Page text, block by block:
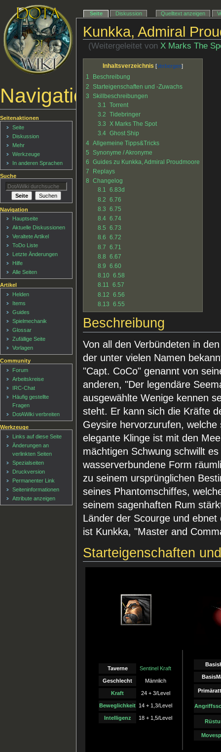
Kunkka, Admiral
(Weitergeleitet von X Marks The
Inhaltsverzeichnis
1
Beschreibung
2 Starteigenschaften und -Zuwachs
3 Skillbeschreibungen
3.1
Torrent
3.2 Tidebringer
3.3 X Marks The Spot
3.4 Ghost Ship
4 Allgemeine Tipps&Tricks
5 Synonyme / Akronyme
6 Guides zu Kunkka, Admiral Proudmoore
7
Replays
8 Changelog
8.1 6.83d
8.2 6.76
8.3 6.75
8.4 6.74
8.5 6.73
8.6 6.72
8.7 6.71
8.8 6.67
8.9 6.60
8.10 6.58
8.11 6.57
8.12 6.56
8.13 6.55
Beschreibung
Von all den Verbündeten in
der unter vielen Namen
"Capt. CoCo" genannt von
anderen, "Der legendäre
ausgewählte Wenige kennen
steht. Er kann sich die Kräfte
Geysire hervorzurufen,
elegante Klinge ist mit den
mächtigen Schwung schwillt
wasserverbundene Form
zu seinem ursprünglichen
seines Phantomschiffes,
seinem sagenhaften Rum
Länder der Scourge und
ist Kunkka, "Master and
Starteigenschaften
Taverne Sentinel Kraft
Geschlecht Männlich
Kraft 24 + 3/Level
Beweglichkeit 14 + 1,3/Level
Intelligenz 18 + 1,5/Level
Navigationsmenü
Seite Diskussion Quelltext anzeigen
Seitenaktionen
Seite
Diskussion
Mehr
Werkzeuge
In anderen Sprachen
Suche
Navigation
Hauptseite
Aktuelle Diskussionen
Veraltete Artikel
ToDo Liste
Letzte Änderungen
Hilfe
Alle Seiten
Artikel
Helden
Items
Guides
Spielmechanik
Glossar
Zufällige Seite
Vorlagen
Community
Forum
Arbeitskreise
IRC-Chat
Häufig gestellte
Fragen
DotAWiki verbreiten
Werkzeuge
Links auf diese Seite
Änderungen an
verlinkten Seiten
Spezialseiten
Druckversion
Permanenter Link
Seiten­informationen
Attribute anzeigen